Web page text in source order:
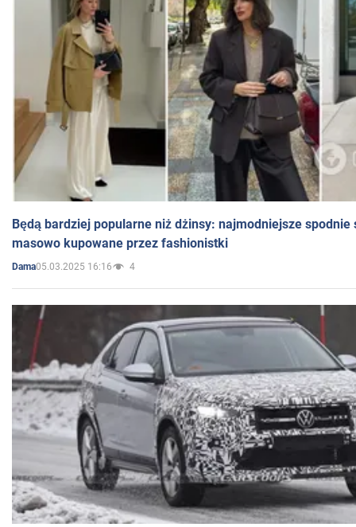
Będą bardziej popularne niż dżinsy: najmodniejsze spodnie
masowo kupowane przez fashionistki
Dama05.03.2025 16:16 4